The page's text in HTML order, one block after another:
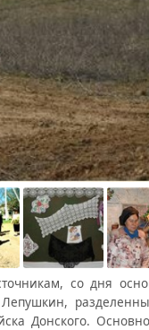
со дня
Донского.